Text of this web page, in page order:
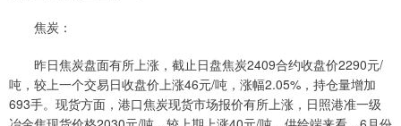
焦炭：
昨日焦炭盘面有所上涨，截止日盘焦炭2409合约收盘价2290元/
吨，较上一个交易日收盘价上涨46元/吨，涨幅2.05%，持仓量增加
693手。现货方面，港口焦炭现货市场报价有所上涨，日照港准一级